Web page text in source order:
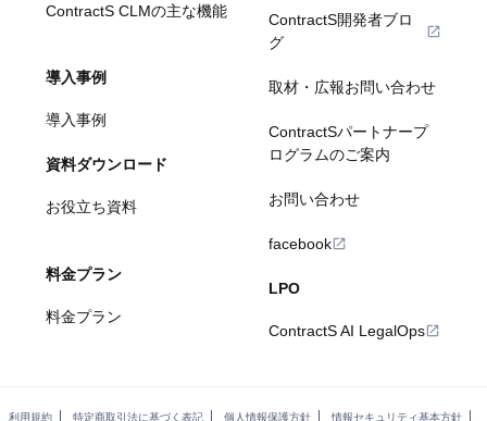
ContractS CLMの主な機能
導入事例
導入事例
資料ダウンロード
お役立ち資料
料金プラン
料金プラン
ContractS開発者ブロ
グ
取材・広報お問い合わせ
ContractSパートナープ
ログラムのご案内
お問い合わせ
facebook
LPO
ContractS AI LegalOps
利用規約 特定商取引法に基づく表記 個人情報保護方針 情報セキュリティ基本方針